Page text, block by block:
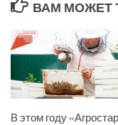
ВАМ МОЖЕТ
В этом году